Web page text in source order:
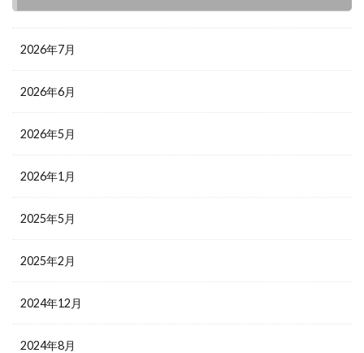
2026年7月
2026年6月
2026年5月
2026年1月
2025年5月
2025年2月
2024年12月
2024年8月